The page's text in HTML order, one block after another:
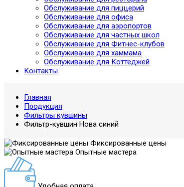
Обслуживание для пиццерий
Обслуживание для офиса
Обслуживание для аэропортов
Обслуживание для частных школ
Обслуживание для Фитнес-клубов
Обслуживание для хаммама
Обслуживание для Коттеджей
Контакты
Главная
Продукция
Фильтры кувшины
Фильтр-кувшин Нова синий
Фиксированные цены
Опытные мастера